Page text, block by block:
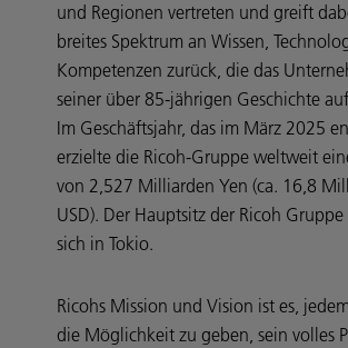
und Regionen vertreten und greift
breites Spektrum an Wissen,
Kompetenzen zurück, die das
seiner über 85-jährigen Geschichte
Im Geschäftsjahr, das im März 2025
erzielte die Ricoh-Gruppe weltweit
von 2,527 Milliarden Yen (ca. 16,8
USD). Der Hauptsitz der Ricoh
sich in Tokio.
Ricohs Mission und Vision ist es,
die Möglichkeit zu geben, sein volles